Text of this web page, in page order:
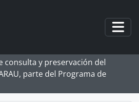
consulta y preservación del
parte del Programa de